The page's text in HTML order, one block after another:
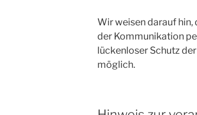
Wir weisen darauf hin,
der Kommunikation
lückenloser Schutz
möglich.